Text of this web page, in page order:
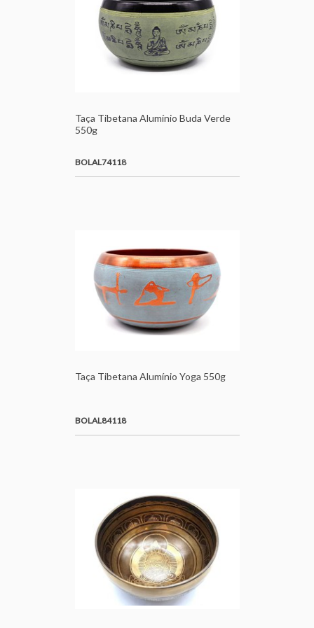
Taça Tibetana Alumínio Buda Verde
550g
BOLAL74118
Taça Tibetana Alumínio Yoga 550g
BOLAL84118